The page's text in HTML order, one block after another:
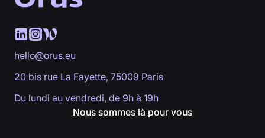
hello@orus.eu
20 bis rue La Fayette, 75009 Paris
Du lundi au vendredi, de 9h à 19h
Nous sommes là pour vous